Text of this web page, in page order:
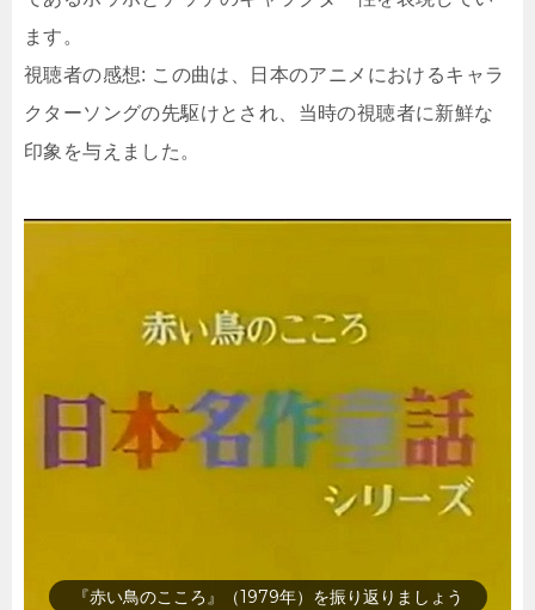
ます。
視聴者の感想: この曲は、日本のアニメにおけるキャラ
クターソングの先駆けとされ、当時の視聴者に新鮮な
印象を与えました。
『花の子ルンルン』（1979年）を振り返りましょう